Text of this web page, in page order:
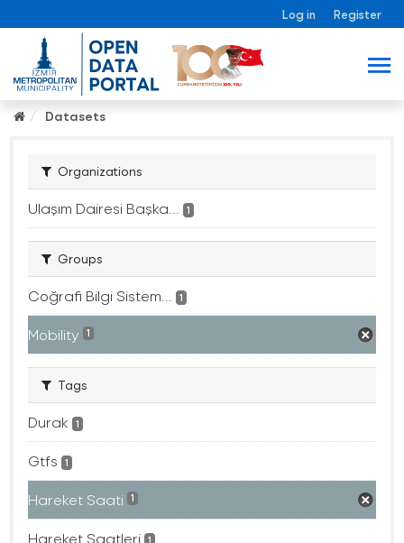
Log in Register
Datasets
Organizations
Ulaşım Dairesi Başka... 1
Groups
Coğrafi Bilgi Sistem... 1
Mobility 1
Tags
Durak 1
Gtfs 1
Hareket Saati 1
Hareket Saatleri 1